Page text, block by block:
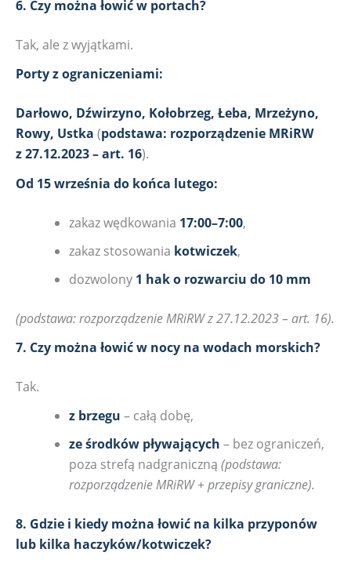
6. Czy można łowić w portach?
Tak, ale z wyjątkami.
Porty z ograniczeniami:
Darłowo, Dźwirzyno, Kołobrzeg, Łeba, Mrzeżyno,
Rowy, Ustka (podstawa: rozporządzenie MRiRW
z 27.12.2023 – art. 16).
Od 15 września do końca lutego:
zakaz wędkowania 17:00–7:00,
zakaz stosowania kotwiczek,
dozwolony 1 hak o rozwarciu do 10 mm
(podstawa: rozporządzenie MRiRW z 27.12.2023 – art. 16).
7. Czy można łowić w nocy na wodach morskich?
Tak.
z brzegu – całą dobę,
ze środków pływających – bez ograniczeń,
poza strefą nadgraniczną (podstawa:
rozporządzenie MRiRW + przepisy graniczne).
8. Gdzie i kiedy można łowić na kilka przyponów
lub kilka haczyków/kotwiczek?